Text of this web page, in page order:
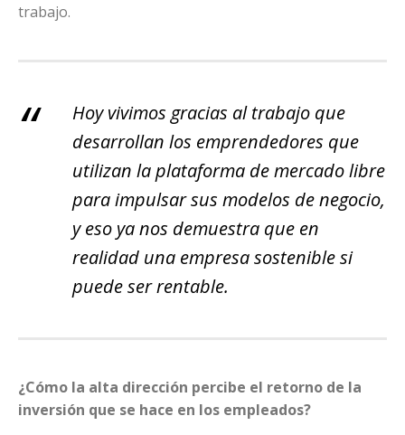
trabajo.
Hoy vivimos gracias al trabajo que
desarrollan los emprendedores que
utilizan la plataforma de mercado libre
para impulsar sus modelos de negocio,
y eso ya nos demuestra que en
realidad una empresa sostenible si
puede ser rentable.
¿Cómo la alta dirección percibe el retorno de la
inversión que se hace en los empleados?